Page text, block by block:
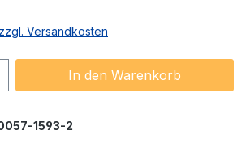
Versandkosten
Gib den
In den Warenkorb
1593-2